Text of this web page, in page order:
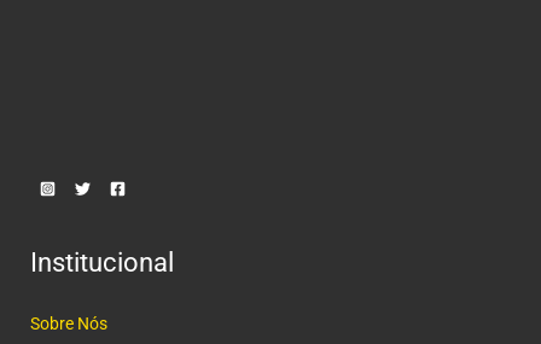
Institucional
Sobre Nós